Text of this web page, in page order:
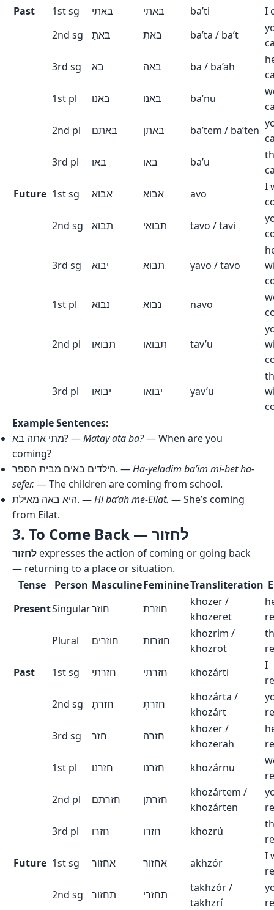
Past
1st sg באתי באתי ba’ti
I
2nd sg
באתָ באתְ ba’ta / ba’t
3rd sg
בא באה ba / ba’ah
1st pl
באנו באנו ba’nu
2nd pl
באתם באתן ba’tem / ba’ten
3rd pl
באו באו ba’u
Future 1st sg אבוא אבוא avo
I
2nd sg
תבוא תבואי tavo / tavi
3rd sg יבוא תבוא yavo / tavo
1st pl
נבוא נבוא navo
2nd pl תבואו תבואו tav’u
3rd pl יבואו יבואו yav’u
Example Sentences:
מתי אתה בא? —Matay ata ba?— When are you
coming?
הילדים באים מבית הספר. —Ha-yeladim ba’im mi-bet ha-
sefer. — The children are coming from school.
היא באה מאילת. —Hi ba’ah me-Eilat. — She’s coming
from Eilat.
3. To Come Back — לחזור
לחזור expresses the action of coming or going back
— returning to a place or situation.
Tense
Person MasculineFeminineTransliteration
PresentSingularחוזר חוזרת
khozer /
khozeret
Plural
חוזרים חוזרות
khozrim /
khozrot
Past
1st sg חזרתי חזרתי khozárti
I
2nd sg
חזרתָ חזרתְ
khozárta /
khozárt
3rd sg
חזר חזרה
khozer /
khozerah
1st pl
חזרנו חזרנו khozárnu
2nd pl
חזרתם חזרתן
khozártem /
khozárten
3rd pl
חזרו חזרו khozrú
Future 1st sg אחזור אחזור akhzór
I
2nd sg
תחזור תחזרי
takhzór /
takhzrí